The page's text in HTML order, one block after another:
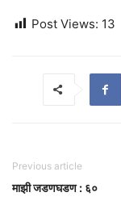
Post Views: 13
Previous article
माझी जडणघडण : ६०